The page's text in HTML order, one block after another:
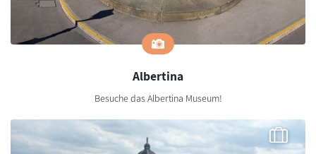
Albertina
Besuche das Albertina Museum!